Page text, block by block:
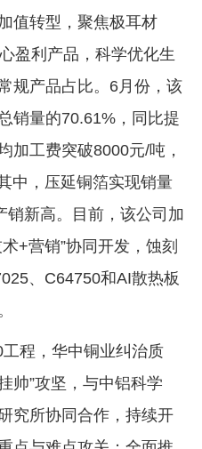
值转型，聚焦极耳材
盈利产品，科学优化生
规产品占比。6月份，该
销量的70.61%，同比提
加工费突破8000元/吨，
中，压延铜箔实现销量
销新高。目前，该公司加
+营销”协同开发，蚀刻
、C64750和AI散热板
程，华中铜业纠治质
帅”攻坚，与中铝科学
究所协同合作，持续开